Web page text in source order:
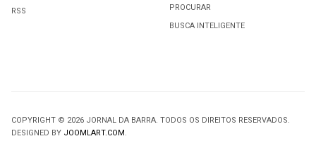
RSS
PROCURAR
BUSCA INTELIGENTE
COPYRIGHT © 2026 JORNAL DA BARRA. TODOS OS DIREITOS RESERVADOS.
DESIGNED BY JOOMLART.COM.